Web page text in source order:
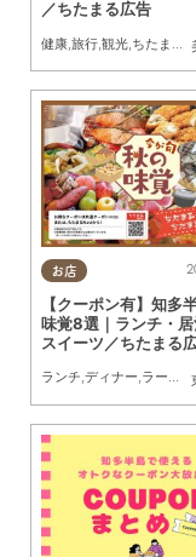
／ちたまる広告
健康 旅行 観光 ちたまる広告
お店
【クーポン有】知多
味覚8選｜ランチ・居
スイーツ／ちたまる
ランチ,ディナー,ラーメン